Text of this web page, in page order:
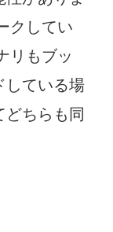
クしてい
リもブッ
している場
ちらも同